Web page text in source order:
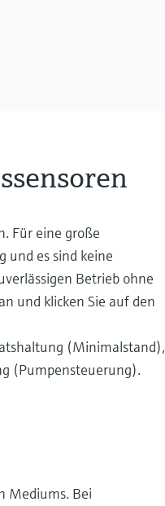
Für eine große
und es sind keine
Betrieb ohne
und klicken Sie auf den
(Minimalstand),
(Pumpensteuerung).
Mediums. Bei